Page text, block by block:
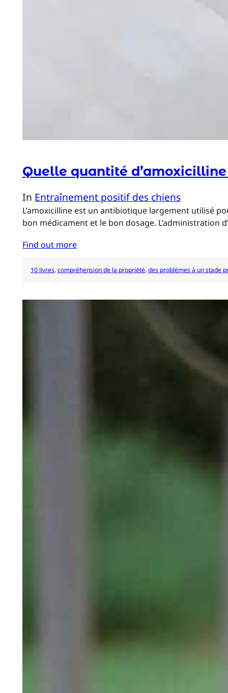
Quelle quantité
In Entraînement positif des chiens
L’amoxicilline est un antibiotique largement utilisé
bon médicament et le bon dosage. L’administration
Find out more
10 livres, compréhension de la propriété, des problèmes à un stade